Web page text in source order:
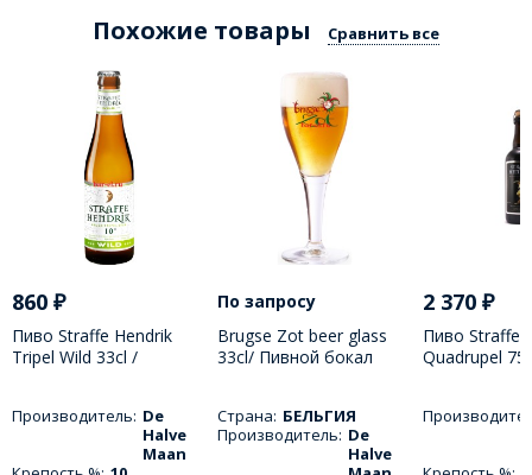
Похожие товары Сравнить все
860 ₽
Пиво Straffe Hendrik
Tripel Wild 33cl /
МЛ
Производитель: De
Halve
Maan
По запросу
Brugse Zot beer glass
33cl/ Пивной бокал
Страна: БЕЛЬГИЯ
Производитель: De
Halve
2 370 ₽
Пиво Straffe
Quadrupel